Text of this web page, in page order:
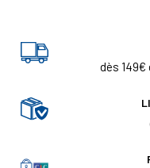
dès 149€